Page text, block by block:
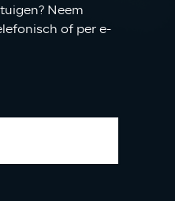
Neem
of per e-